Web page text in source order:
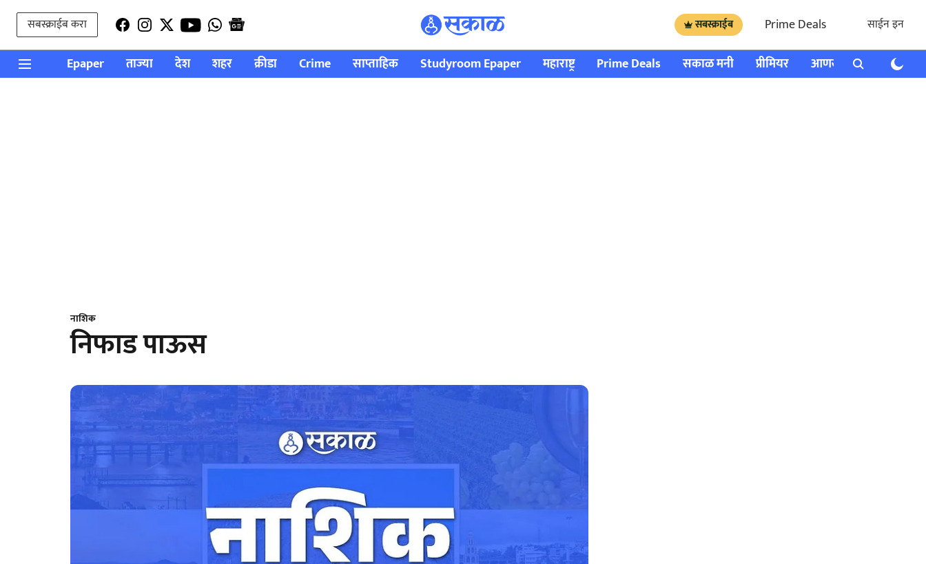
सबस्क्राईब करा सबस्क्राईब Prime Deals साईन इन
Epaper ताज्या देश शहर क्रीडा Crime साप्ताहिक Studyroom Epaper महाराष्ट्र Prime Deals सकाळ मनी प्रीमियर आणखी राशी भविष्य
नाशिक
निफाड पाऊस